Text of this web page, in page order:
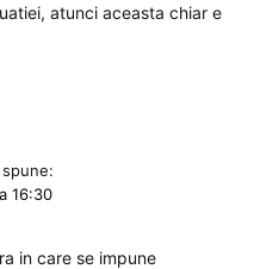
atunci aceasta chiar e
spune:
16:30
in care se impune